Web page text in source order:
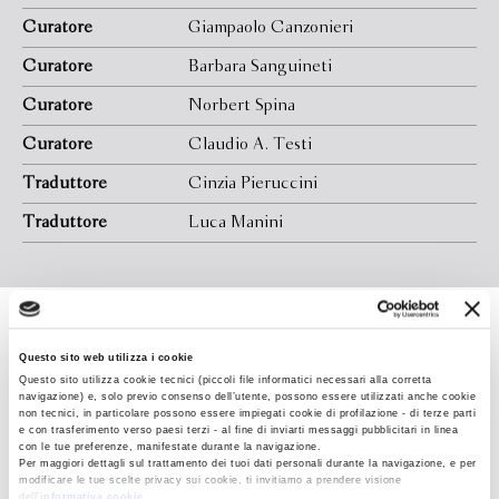
Questo sito web utilizza i cookie
Questo sito utilizza cookie tecnici (piccoli file informatici necessari alla corretta
navigazione) e, solo previo consenso dell’utente, possono essere utilizzati anche cookie
non tecnici, in particolare possono essere impiegati cookie di profilazione - di terze parti
e con trasferimento verso paesi terzi - al fine di inviarti messaggi pubblicitari in linea
con le tue preferenze, manifestate durante la navigazione.
Per maggiori dettagli sul trattamento dei tuoi dati personali durante la navigazione, e per
modificare le tue scelte privacy sui cookie, ti invitiamo a prendere visione
Curatore Giampaolo Canzonieri
Curatore Barbara Sanguineti
Curatore Norbert Spina
Curatore Claudio A. Testi
Traduttore Cinzia Pieruccini
Traduttore Luca Manini
J. R. R. Tolkien